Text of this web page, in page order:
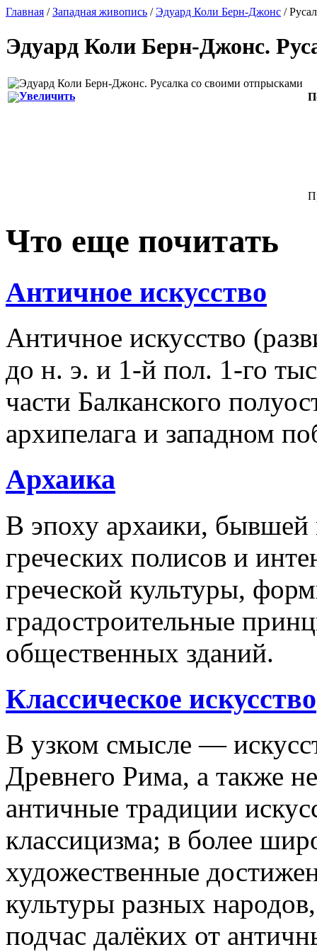
Главная /Западная живопись /Эдуард Коли Берн-Джонс /
Эдуард Коли Берн-Джонс.
Увеличить
Что еще почитать
Античное искусство
Античное искусство
до н. э. и 1-й пол. 1-го
части Балканского
архипелага и западном
Архаика
В эпоху архаики, бывшей
греческих полисов и
греческой культуры,
градостроительные
общественных зданий.
Классическое искусство
В узком смысле —
Древнего Рима, а также
античные традиции
классицизма; в более
художественные
культуры разных
подчас далёких от